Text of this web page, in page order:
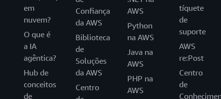
em
nuvem?
O que é
a IA
agêntica?
Hub de
conceitos
de
Confiança
da AWS
Biblioteca
de
Soluções
da AWS
Centro
AWS
Python
na AWS
Java na
AWS
PHP na
AWS
tíquete
de
suporte
AWS
re:Post
Centro
de